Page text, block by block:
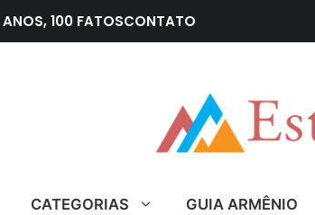
100 FATOSCONTATO
CATEGORIAS GUIA ARMÊNIO